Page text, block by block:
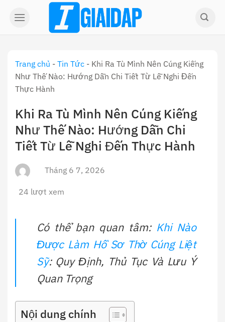
Trang chủ - Tin Tức - Khi Ra Tù Mình Nên Cúng Kiếng
Như Thế Nào: Hướng Dẫn Chi Tiết Từ Lễ Nghi Đến
Thực Hành
Khi Ra Tù Mình Nên Cúng Kiếng
Như Thế Nào: Hướng Dẫn Chi
Tiết Từ Lễ Nghi Đến Thực Hành
Tháng 6 7, 2026
24 lượt xem
Có thể bạn quan tâm: Khi Nào
Được Làm Hồ Sơ Thờ Cúng Liệt
Sỹ: Quy Định, Thủ Tục Và Lưu Ý
Quan Trọng
Nội dung chính